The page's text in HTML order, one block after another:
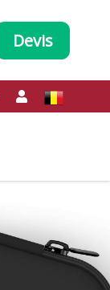
Devis